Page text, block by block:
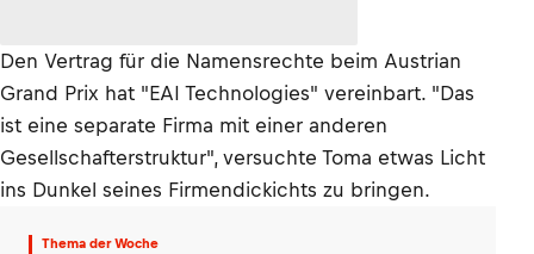
Den Vertrag für die Namensrechte beim Austrian
Grand Prix hat "EAI Technologies" vereinbart. "Das
ist eine separate Firma mit einer anderen
Gesellschafterstruktur", versuchte Toma etwas Licht
ins Dunkel seines Firmendickichts zu bringen.
Thema der Woche